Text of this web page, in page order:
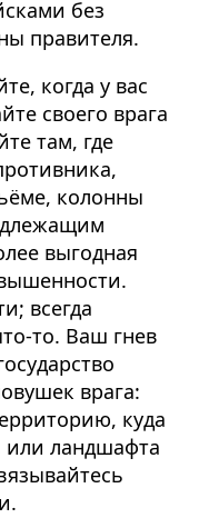
без
правителя.
когда у вас
своего врага
там, где
колонны
выгодная
всегда
то. Ваш гнев
врага:
куда
или ландшафта